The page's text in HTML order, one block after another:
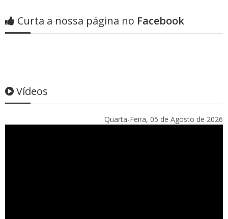
Curta a nossa página no Facebook
Vídeos
Quarta-Feira, 05 de Agosto de 2026